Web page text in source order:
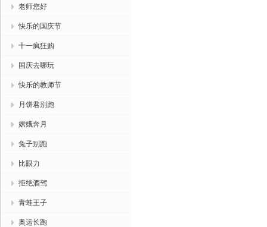
老师您好
快乐的国庆节
十一疯狂购
国庆去哪玩
快乐的教师节
月饼君别跑
嫦娥奔月
兔子别跑
比眼力
拒绝酒驾
青蛙王子
奥运长跑